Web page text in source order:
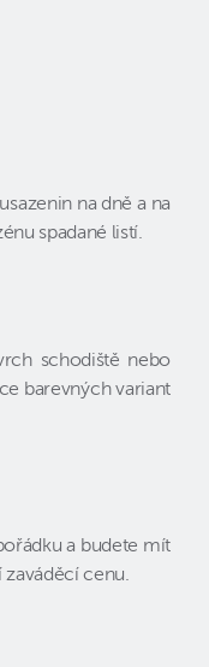
na dně a na
spadané listí.
schodiště nebo
barevných variant
a budete mít
cenu.